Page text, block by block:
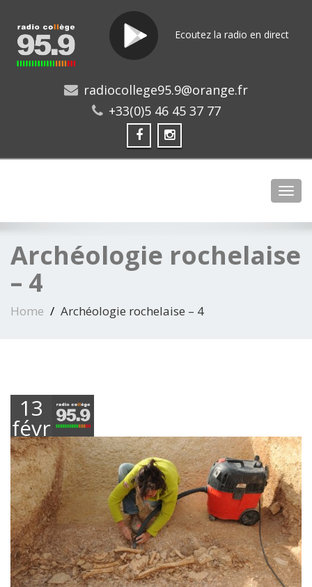
Ecoutez la radio en direct
radiocollege95.9@orange.fr
+33(0)5 46 45 37 77
Archéologie rochelaise
– 4
Home Archéologie rochelaise – 4
13
février
2018